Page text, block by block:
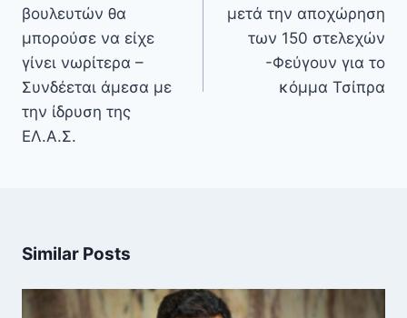
βουλευτών θα
μπορούσε να είχε
γίνει νωρίτερα –
Συνδέεται άμεσα με
την ίδρυση της
ΕΛ.Α.Σ.
μετά την αποχώρηση
των 150 στελεχών
-Φεύγουν για το
κόμμα Τσίπρα
Similar Posts